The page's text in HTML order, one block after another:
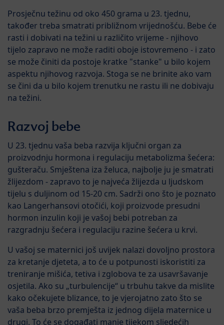
Prosječnu težinu od oko 450 grama u 23. tjednu,
također treba smatrati približnom vrijednošću. Bebe će
rasti i dobivati na težini u različito vrijeme - njihovo
tijelo zapravo ne može raditi oboje istovremeno - i zato
se može činiti da postoje kratke "stanke" u bilo kojem
aspektu njihovog razvoja. Stoga se ne brinite ako vam
se čini da u bilo kojem trenutku ne rastu ili ne dobivaju
na težini.
Razvoj bebe
U 23. tjednu vaša beba razvija ključni organ za
proizvodnju hormona i regulaciju metabolizma šećera:
gušteraču. Smještena iza želuca, najbolje ju je smatrati
žlijezdom - zapravo to je najveća žlijezda u ljudskom
tijelu s duljinom od 15-20 cm. Sadrži ono što je poznato
kao Langerhansovi otočići, koji proizvode presudni
hormon inzulin koji je vašoj bebi potreban za
razgradnju šećera i regulaciju razine šećera u krvi.
U vašoj se maternici još uvijek nalazi dovoljno prostora
za kretanje djeteta, a to će u potpunosti iskoristiti za
treniranje mišića, tetiva i zglobova te za usavršavanje
osjetila. Ako su „turbulencije“ u trbuhu takve da mislite
kako očekujete blizance, to je vjerojatno zato što se
vaša beba brzo premješta iz jednog dijela maternice u
drugi. To će se događati manje tijekom sljedećih